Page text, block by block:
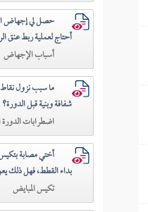
حصل لي إجهاض
أحتاج لعملية ربط عنق
أسباب الإجهاض
ما سبب نزول
شفافة وبنية قبل
اضطرابات الدورة
أختي مصابة
بداء القطط، فهل ذلك
تكيس المبايض